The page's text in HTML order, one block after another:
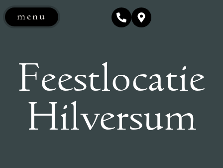
menu
Feestlocatie
Hilversum